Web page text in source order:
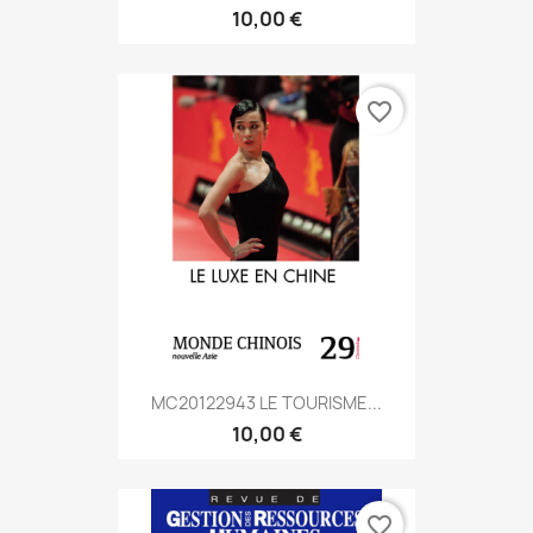
10,00 €
MC20122943 LE TOURISME...
10,00 €
favorite_border
favorite_border